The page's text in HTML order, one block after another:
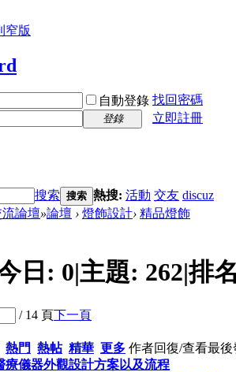
窄版
自動登錄 找回密碼
登錄
立即註冊
搜索 搜索 熱搜: 活動 交友 discuz
論壇»論壇 › 燈飾設計› 精品燈飾
日: 0|主題: 262|排
/ 14 頁下一頁
熱門 熱帖 精華 更多 作者回復/查看最後
療儀器外觀設計方案以及流程